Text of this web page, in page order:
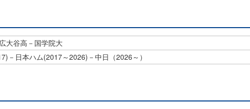
大谷高－国学院大
－日本ハム(2017～2026)－中日（2026～）